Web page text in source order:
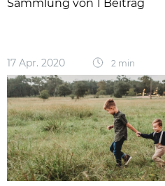
Sammlung von 1 Beitrag
17 Apr. 2020 2 min